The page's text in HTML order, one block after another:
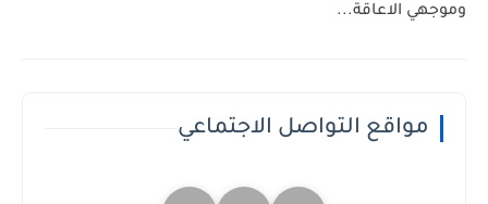
وموجهي الاعاقة...
مواقع التواصل الاجتماعي